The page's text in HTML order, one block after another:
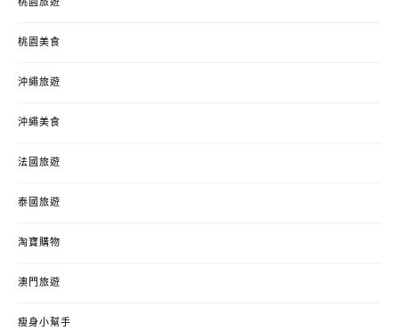
桃園旅遊
桃園美食
沖繩旅遊
沖繩美食
法國旅遊
泰國旅遊
淘寶購物
澳門旅遊
瘦身小幫手